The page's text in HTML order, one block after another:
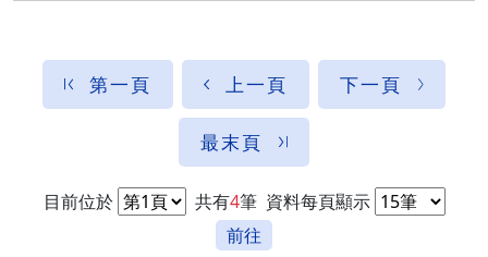
第一頁 上一頁 下一頁
最末頁
目前位於 共有4筆 資料每頁顯示
前往